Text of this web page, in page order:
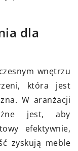
dla
wnętrzu
która jest
W aranżacji
jest, aby
efektywnie,
zyskują meble